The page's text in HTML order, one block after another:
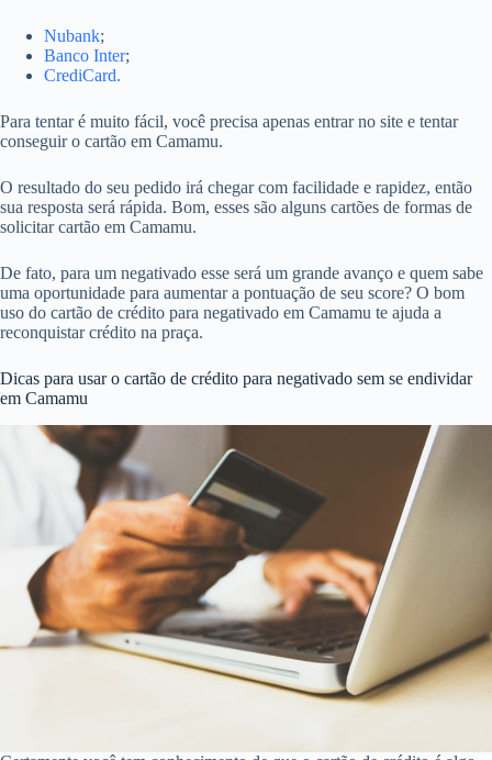
Nubank;
Banco Inter;
CrediCard.
Para tentar é muito fácil, você precisa apenas entrar no site e tentar
conseguir o cartão em Camamu.
O resultado do seu pedido irá chegar com facilidade e rapidez, então
sua resposta será rápida. Bom, esses são alguns cartões de formas de
solicitar cartão em Camamu.
De fato, para um negativado esse será um grande avanço e quem sabe
uma oportunidade para aumentar a pontuação de seu score? O bom
uso do cartão de crédito para negativado em Camamu te ajuda a
reconquistar crédito na praça.
Dicas para usar o cartão de crédito para negativado sem se endividar
em Camamu